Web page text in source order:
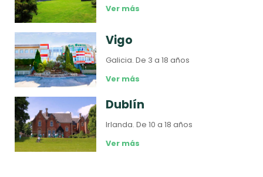
Ver más
Vigo
Galicia.De 3 a 18 años
Ver más
Dublín
Irlanda.De 10 a 18 años
Ver más